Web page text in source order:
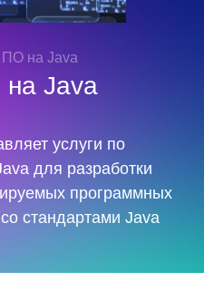
ПО на Java
на Java
услуги по
для разработки
программных
стандартами Java